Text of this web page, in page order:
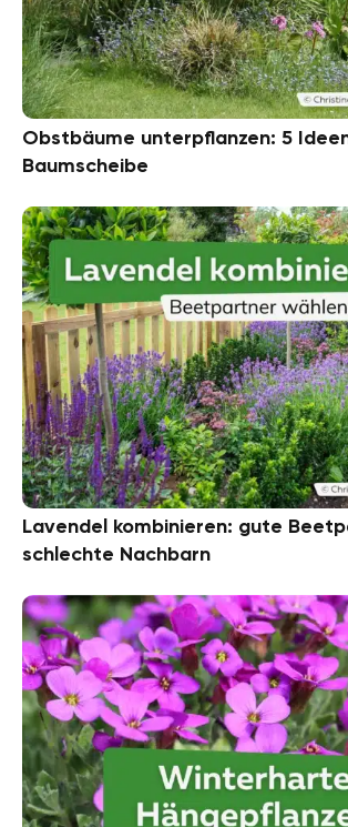
Obstbäume unterpflanzen: 5
Baumscheibe
Lavendel kombinieren: gute
schlechte Nachbarn